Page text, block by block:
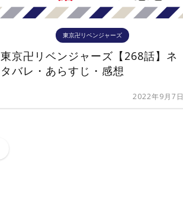
東京卍リベンジャーズ
東京卍リベンジャーズ【268話】ネ
タバレ・あらすじ・感想
2022年9月7日